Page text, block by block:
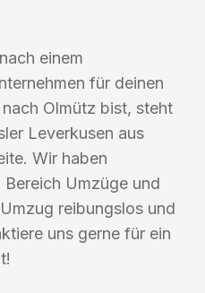
einem
für deinen
Olmütz bist, steht
Leverkusen aus
Wir haben
Umzüge und
reibungslos und
uns gerne für ein